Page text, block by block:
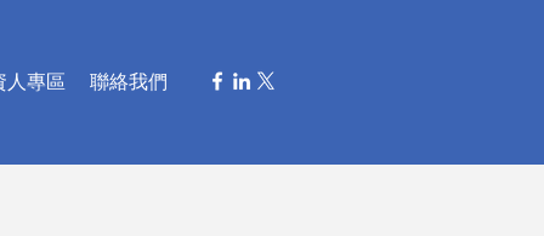
人專區 聯絡我們